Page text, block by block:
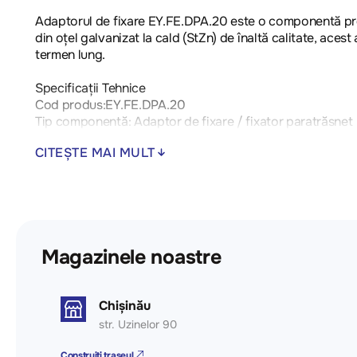
Adaptorul de fixare EY.FE.DPA.20 este o componentă
din oțel galvanizat la cald (StZn) de înaltă calitate,
termen lung.️
Specificații Tehnice
Cod produs:EY.FE.DPA.20
Tip componentă: Adaptor de fixare / fixator paratrăsnet
Diametru conexiune (țeavă): 2 țoli (2")
paratrăsnetului, prevenind oscilațiile cauzate de vânt
descărcărilor atmosferice și împământare.Montaj
Domenii de Aplicare
Ideal pentru proiecte de instalații electrice și sisteme
CITEȘTE MAI MULT
Magazinele noastre
Chișinău
str. Uzinelor 90